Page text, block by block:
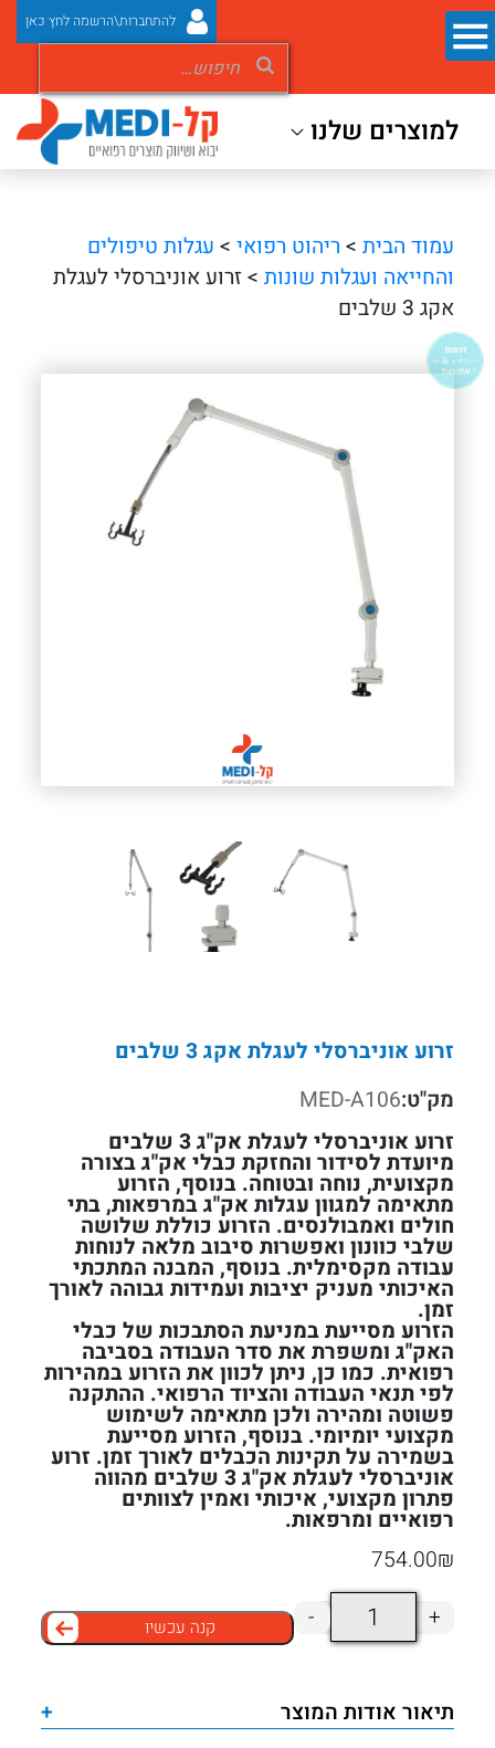
להתחברות\הרשמה לחץ כאן
למוצרים שלנו
עמוד הבית > ריהוט רפואי > עגלות טיפולים
והחייאה ועגלות שונות > זרוע אוניברסלי לעגלת
אקג 3 שלבים
זרוע אוניברסלי לעגלת אקג 3 שלבים
מק"ט:MED-A106
זרוע אוניברסלי לעגלת אק"ג 3 שלבים
מיועדת לסידור והחזקת כבלי אק"ג בצורה
מקצועית, נוחה ובטוחה. בנוסף, הזרוע
מתאימה למגוון עגלות אק"ג במרפאות, בתי
חולים ואמבולנסים. הזרוע כוללת שלושה
שלבי כוונון ואפשרות סיבוב מלאה לנוחות
עבודה מקסימלית. בנוסף, המבנה המתכתי
האיכותי מעניק יציבות ועמידות גבוהה לאורך
זמן.
הזרוע מסייעת במניעת הסתבכות של כבלי
האק"ג ומשפרת את סדר העבודה בסביבה
רפואית. כמו כן, ניתן לכוון את הזרוע במהירות
לפי תנאי העבודה והציוד הרפואי. ההתקנה
פשוטה ומהירה ולכן מתאימה לשימוש
מקצועי יומיומי. בנוסף, הזרוע מסייעת
בשמירה על תקינות הכבלים לאורך זמן. זרוע
אוניברסלי לעגלת אק"ג 3 שלבים מהווה
פתרון מקצועי, איכותי ואמין לצוותים
רפואיים ומרפאות.
₪
754.00
+ כמות
של
אוניברסלי
לעגלת
- קנה עכשיו
תיאור אודות המוצר +